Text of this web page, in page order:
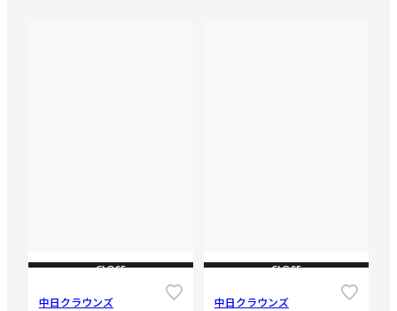
CLOSE
中日クラウンズ
CLOSE
中日クラウンズ